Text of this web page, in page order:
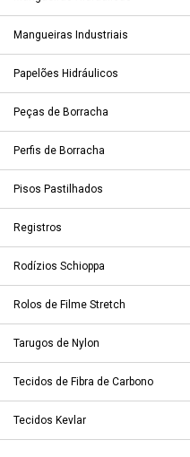
Mangueiras Industriais
Papelões Hidráulicos
Peças de Borracha
Perfis de Borracha
Pisos Pastilhados
Registros
Rodízios Schioppa
Rolos de Filme Stretch
Tarugos de Nylon
Tecidos de Fibra de Carbono
Tecidos Kevlar